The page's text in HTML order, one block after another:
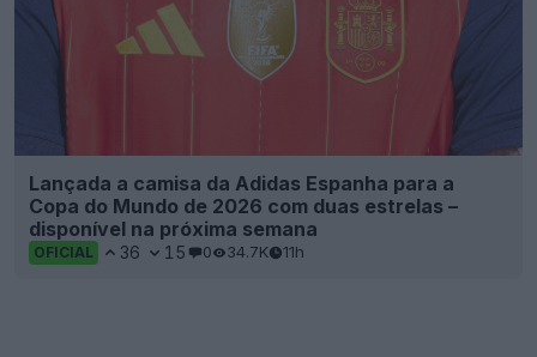
Lançada a camisa da Adidas Espanha para a
Copa do Mundo de 2026 com duas estrelas –
disponível na próxima semana
OFICIAL 36 15 0 34.7K 11h